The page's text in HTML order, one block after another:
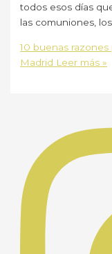
todos esos días
las comuniones,
10 buenas
Madrid Leer más »